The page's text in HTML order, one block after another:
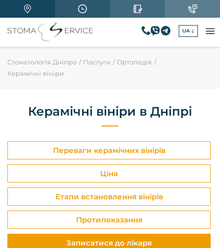
UA
Стоматологія Дніпро Послуги
Ортопедія
Керамічні вініри
Керамічні вініри в Дніпрі
Переваги керамічних вінірів
Ціна
Етапи встановлення вінірів
Протипоказання
Записатися до лікаря